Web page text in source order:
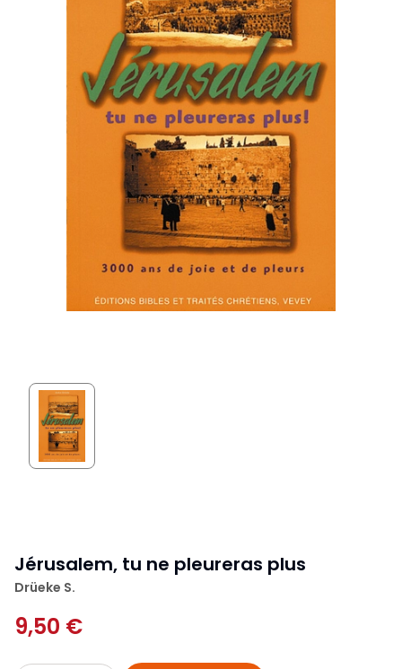
Jérusalem, tu ne pleureras plus
Drüeke S.
9,50 €